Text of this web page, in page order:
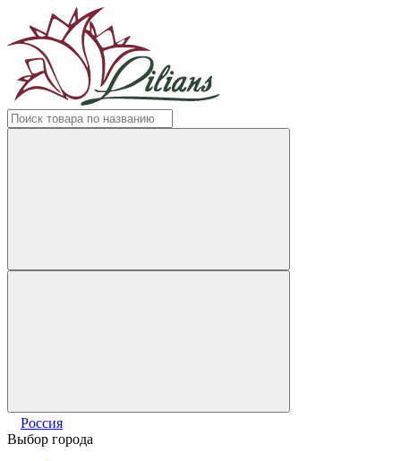
Россия
Выбор города